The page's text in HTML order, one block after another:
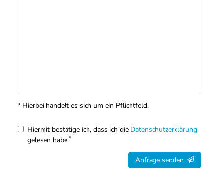
* Hierbei handelt es sich um ein Pflichtfeld.
Hiermit bestätige ich, dass ich die Daten­schutz­erklärung
gelesen habe.*
Anfrage senden